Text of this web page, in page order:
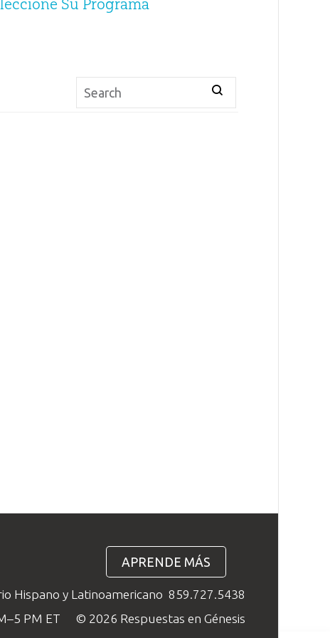
Su Programa
APRENDE MÁS
Hispano y Latinoamericano 859.727.5438
PM ET
© 2026 Respuestas en Génesis